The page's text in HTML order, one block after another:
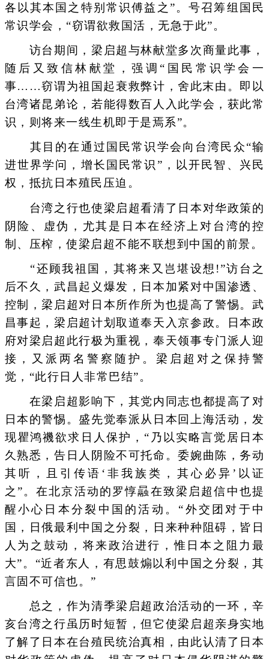
各以其本国之特别常识傅益之”。号召筹组国民
常识学会，“窃谓欲救国活，无急于此”。
访台期间，梁启超与林献堂多次商量此事，
随后又致信林献堂，强调“国民常识学会一
事……窃谓为祖国起衰救弊计，舍此末由。即以
台湾诸昆弟论，若能得数百人入此学会，获此常
识，则将来一线生机即于是焉系”。
其目的在通过国民常识学会向台湾民众“输
进世界学问，增长国民常识”，以开民智、兴民
权，抵抗日本殖民压迫。
台湾之行也使梁启超看清了日本对华政策的
阴险、虚伪，尤其是日本在经济上对台湾的控
制、压榨，使梁启超不能不联想到中国的前景。
“还顾我祖国，其将来又岂堪设想!”访台之
后不久，武昌起义爆发，日本加紧对中国渗透、
控制，梁启超对日本所作所为也提高了警惕。武
昌事起，梁启超计划取道奉天入京参政。日本政
府对梁启超此行极为重视，奉天领事专门派人迎
接，又派两名警察随护。梁启超对之保持警
觉，“此行日人非常巴结”。
在梁启超影响下，其党内同志也都提高了对
日本的警惕。盛先觉奉派从日本回上海活动，发
现瞿鸿禨欲求日人保护，“乃以实略言觉居日本
久熟悉，告日人阴险不可托命。委婉曲陈，务动
其听，且引传语‘非我族类，其心必异’以证
之”。在北京活动的罗惇曧在致梁启超信中也提
醒小心日本分裂中国的活动。“外交团对于中
国，日俄最利中国之分裂，日来种种阻碍，皆日
人为之鼓动，将来政治进行，惟日本之阻力最
大”。“近者东人，有思鼓煽以利中国之分裂，其
言固不可信也。”
总之，作为清季梁启超政治活动的一环，辛
亥台湾之行虽历时短暂，但它使梁启超亲身实地
了解了日本在台殖民统治真相，由此认清了日本